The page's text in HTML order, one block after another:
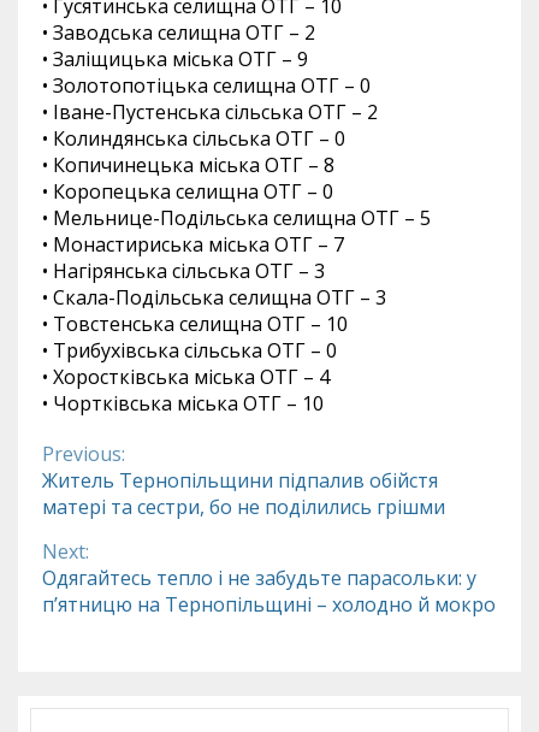
• Гусятинська селищна ОТГ – 10
• Заводська селищна ОТГ – 2
• Заліщицька міська ОТГ – 9
• Золотопотіцька селищна ОТГ – 0
• Іване-Пустенська сільська ОТГ – 2
• Колиндянська сільська ОТГ – 0
• Копичинецька міська ОТГ – 8
• Коропецька селищна ОТГ – 0
• Мельнице-Подільська селищна ОТГ – 5
• Монастириська міська ОТГ – 7
• Нагірянська сільська ОТГ – 3
• Скала-Подільська селищна ОТГ – 3
• Товстенська селищна ОТГ – 10
• Трибухівська сільська ОТГ – 0
• Хоростківська міська ОТГ – 4
• Чортківська міська ОТГ – 10
Continue
Reading
Previous:
Житель Тернопільщини підпалив обійстя
матері та сестри, бо не поділились грішми
Next:
Одягайтесь тепло і не забудьте парасольки: у
п’ятницю на Тернопільщині – холодно й мокро